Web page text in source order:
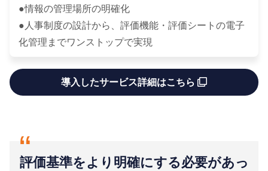
●情報の管理場所の明確化
●人事制度の設計から、評価機能・評価シートの電子
化管理までワンストップで実現
導入したサービス詳細はこちら
“
評価基準をより明確にする必要があっ